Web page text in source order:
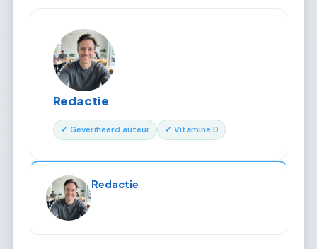
Redactie
✓ Geverifieerd auteur ✓ Vitamine D
Redactie